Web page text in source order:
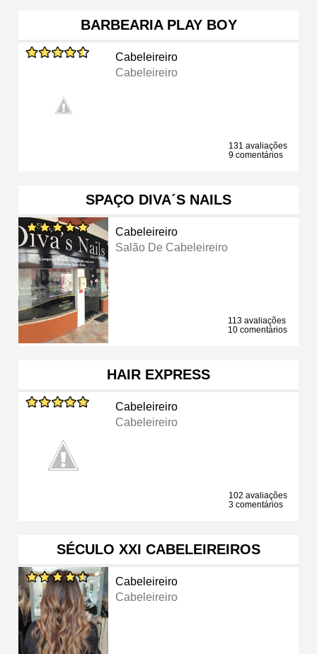
BARBEARIA PLAY BOY
Cabeleireiro
Cabeleireiro
131 avaliações
9 comentários
SPAÇO DIVA´S NAILS
Cabeleireiro
Salão De Cabeleireiro
113 avaliações
10 comentários
HAIR EXPRESS
Cabeleireiro
Cabeleireiro
102 avaliações
3 comentários
SÉCULO XXI CABELEIREIROS
Cabeleireiro
Cabeleireiro